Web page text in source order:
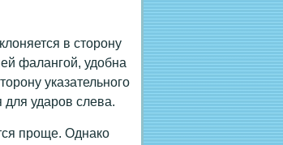
в сторону
фалангой, удобна
указательного
для ударов слева.
проще. Однако